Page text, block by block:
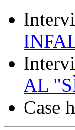
AL
Case